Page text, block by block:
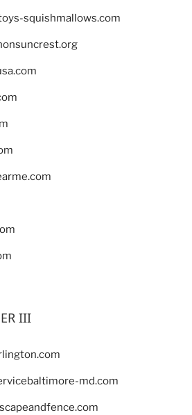
squishmallows.com
III
md.com